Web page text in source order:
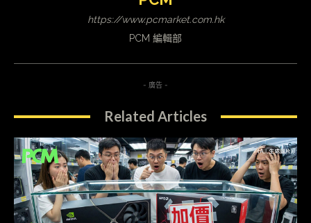
https://www.pcmarket.com.hk
PCM 編輯部
- 廣告 -
Related Articles